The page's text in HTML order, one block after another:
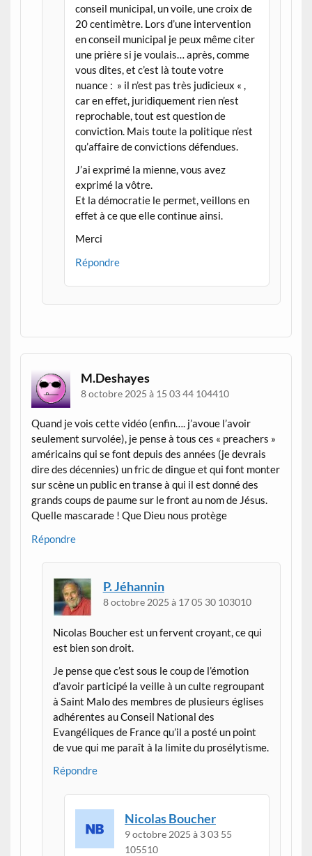
conseil municipal, un voile, une croix de
20 centimètre. Lors d’une intervention
en conseil municipal je peux même citer
une prière si je voulais… après, comme
vous dites, et c’est là toute votre
nuance : » il n’est pas très judicieux « ,
car en effet, juridiquement rien n’est
reprochable, tout est question de
conviction. Mais toute la politique n’est
qu’affaire de convictions défendues.
J’ai exprimé la mienne, vous avez
exprimé la vôtre.
Et la démocratie le permet, veillons en
effet à ce que elle continue ainsi.
Merci
Répondre
M.Deshayes
8 octobre 2025 à 15 03 44 104410
Quand je vois cette vidéo (enfin…. j’avoue l’avoir
seulement survolée), je pense à tous ces « preachers »
américains qui se font depuis des années (je devrais
dire des décennies) un fric de dingue et qui font monter
sur scène un public en transe à qui il est donné des
grands coups de paume sur le front au nom de Jésus.
Quelle mascarade ! Que Dieu nous protège
Répondre
P. Jéhannin
8 octobre 2025 à 17 05 30 103010
Nicolas Boucher est un fervent croyant, ce qui
est bien son droit.
Je pense que c’est sous le coup de l’émotion
d’avoir participé la veille à un culte regroupant
à Saint Malo des membres de plusieurs églises
adhérentes au Conseil National des
Evangéliques de France qu’il a posté un point
de vue qui me paraît à la limite du prosélytisme.
Répondre
Nicolas Boucher
9 octobre 2025 à 3 03 55
105510